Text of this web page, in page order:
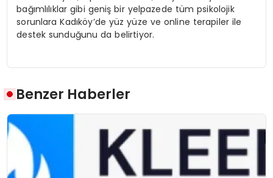
bağımlılıklar gibi geniş bir yelpazede tüm psikolojik
sorunlara Kadıköy’de yüz yüze ve online terapiler ile
destek sunduğunu da belirtiyor.
Benzer Haberler